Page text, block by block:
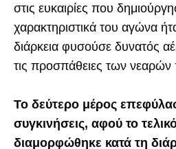
στις ευκαιρίες που
χαρακτηριστικά του αγώνα
διάρκεια φυσούσε δυνατός
τις προσπάθειες των
Το δεύτερο μέρος
συγκινήσεις, αφού το
διαμορφώθηκε κατά τη